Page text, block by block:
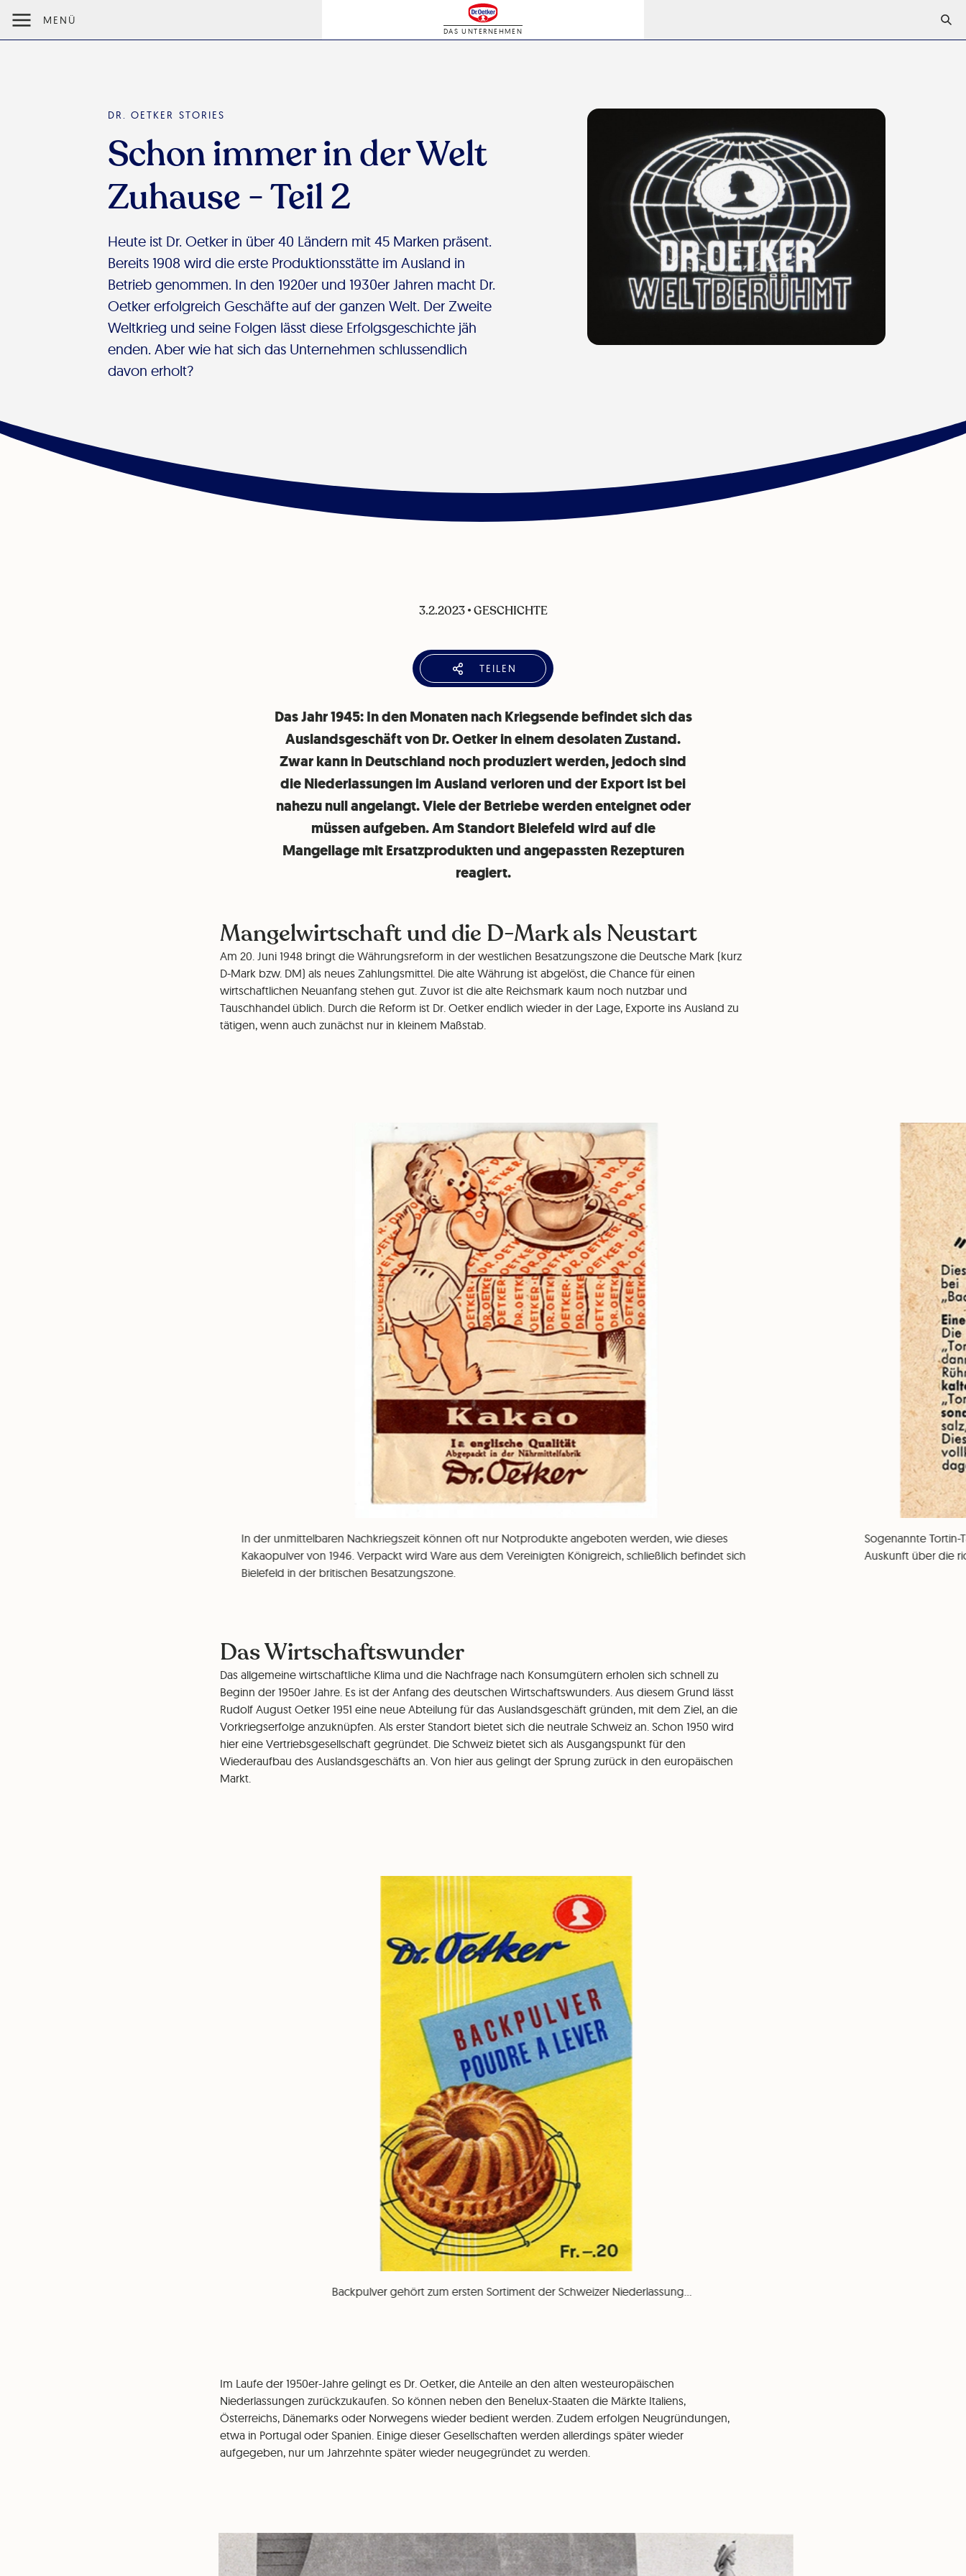
MENÜ
DAS UNTERNEHMEN
DR. OETKER STORIES
Schon immer in der Welt
Zuhause - Teil 2
Heute ist Dr. Oetker in über 40 Ländern mit 45 Marken präsent.
Bereits 1908 wird die erste Produktionsstätte im Ausland in
Betrieb genommen. In den 1920er und 1930er Jahren macht Dr.
Oetker erfolgreich Geschäfte auf der ganzen Welt. Der Zweite
Weltkrieg und seine Folgen lässt diese Erfolgsgeschichte jäh
enden. Aber wie hat sich das Unternehmen schlussendlich
davon erholt?
3.2.2023•GESCHICHTE
TEILEN
Das Jahr 1945: In den Monaten nach Kriegsende befindet sich das
Auslandsgeschäft von Dr. Oetker in einem desolaten Zustand.
Zwar kann in Deutschland noch produziert werden, jedoch sind
die Niederlassungen im Ausland verloren und der Export ist bei
nahezu null angelangt. Viele der Betriebe werden enteignet oder
müssen aufgeben. Am Standort Bielefeld wird auf die
Mangellage mit Ersatzprodukten und angepassten Rezepturen
reagiert.
Mangelwirtschaft und die D-Mark als Neustart
Am 20. Juni 1948 bringt die Währungsreform in der westlichen Besatzungszone die Deutsche Mark (kurz
D-Mark bzw. DM) als neues Zahlungsmittel. Die alte Währung ist abgelöst, die Chance für einen
wirtschaftlichen Neuanfang stehen gut. Zuvor ist die alte Reichsmark kaum noch nutzbar und
Tauschhandel üblich. Durch die Reform ist Dr. Oetker endlich wieder in der Lage, Exporte ins Ausland zu
tätigen, wenn auch zunächst nur in kleinem Maßstab.
In der unmittelbaren Nachkriegszeit können oft nur Notprodukte angeboten werden, wie dieses
Kakaopulver von 1946. Verpackt wird Ware aus dem Vereinigten Königreich, schließlich befindet sich
Bielefeld in der britischen Besatzungszone.
Sogenannte Tortin-
Auskunft über die
Das Wirtschaftswunder
Das allgemeine wirtschaftliche Klima und die Nachfrage nach Konsumgütern erholen sich schnell zu
Beginn der 1950er Jahre. Es ist der Anfang des deutschen Wirtschaftswunders. Aus diesem Grund lässt
Rudolf August Oetker 1951 eine neue Abteilung für das Auslandsgeschäft gründen, mit dem Ziel, an die
Vorkriegserfolge anzuknüpfen. Als erster Standort bietet sich die neutrale Schweiz an. Schon 1950 wird
hier eine Vertriebsgesellschaft gegründet. Die Schweiz bietet sich als Ausgangspunkt für den
Wiederaufbau des Auslandsgeschäfts an. Von hier aus gelingt der Sprung zurück in den europäischen
Markt.
Backpulver gehört zum ersten Sortiment der Schweizer Niederlassung…
Im Laufe der 1950er-Jahre gelingt es Dr. Oetker, die Anteile an den alten westeuropäischen
Niederlassungen zurückzukaufen. So können neben den Benelux-Staaten die Märkte Italiens,
Österreichs, Dänemarks oder Norwegens wieder bedient werden. Zudem erfolgen Neugründungen,
etwa in Portugal oder Spanien. Einige dieser Gesellschaften werden allerdings später wieder
aufgegeben, nur um Jahrzehnte später wieder neugegründet zu werden.